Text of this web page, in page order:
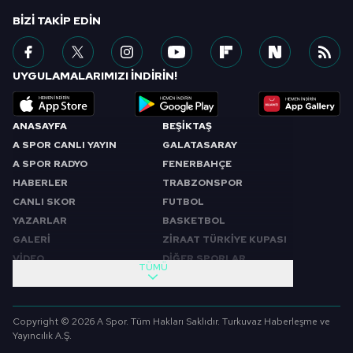
ANASAYFA
A SPOR CANLI YAYIN
A SPOR RADYO
HABERLER
CANLI SKOR
YAZARLAR
GALERİ
VİDEO
BEŞİKTAŞ
GALATASARAY
FENERBAHÇE
TRABZONSPOR
FUTBOL
BASKETBOL
ZİRAAT TÜRKİYE KUPASI
DİĞER SPORLAR
SABAH SPORU
SPOR GÜNDEMİ
FUTBOL
TÜMÜ
BIZI TAKIP EDIN
UYGULAMALARIMIZI İNDİRİN!
Copyright © 2026 A Spor. Tüm Hakları Saklıdır. Turkuvaz Haberleşme ve
Yayıncılık A.Ş.